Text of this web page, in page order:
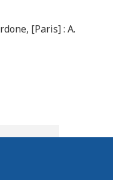
[Paris] : A.